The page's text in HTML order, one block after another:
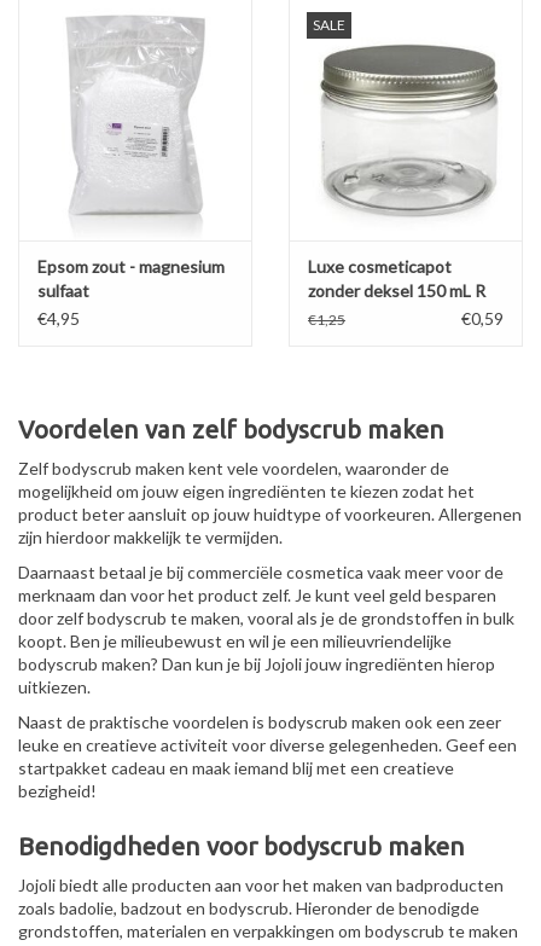
Epsom zout - magnesium
sulfaat
€4,95
SALE
Luxe cosmeticapot
zonder deksel 150 mL R
PET
€1,25 €0,59
Voordelen van zelf bodyscrub maken
Zelf bodyscrub maken kent vele voordelen, waaronder de
mogelijkheid om jouw eigen ingrediënten te kiezen zodat het
product beter aansluit op jouw huidtype of voorkeuren. Allergenen
zijn hierdoor makkelijk te vermijden.
Daarnaast betaal je bij commerciële cosmetica vaak meer voor de
merknaam dan voor het product zelf. Je kunt veel geld besparen
door zelf bodyscrub te maken, vooral als je de grondstoffen in bulk
koopt. Ben je milieubewust en wil je een milieuvriendelijke
bodyscrub maken? Dan kun je bij Jojoli jouw ingrediënten hierop
uitkiezen.
Naast de praktische voordelen is bodyscrub maken ook een zeer
leuke en creatieve activiteit voor diverse gelegenheden. Geef een
startpakket cadeau en maak iemand blij met een creatieve
bezigheid!
Benodigdheden voor bodyscrub maken
Jojoli biedt alle producten aan voor het maken van badproducten
zoals badolie, badzout en bodyscrub. Hieronder de benodigde
grondstoffen, materialen en verpakkingen om bodyscrub te maken